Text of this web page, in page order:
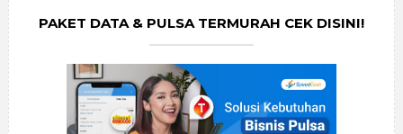
PAKET DATA & PULSA TERMURAH CEK DISINI!